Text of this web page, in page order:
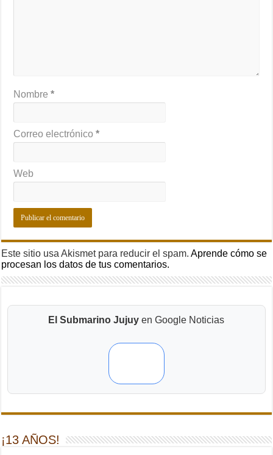
Nombre*
Correo electrónico*
Web
Este sitio usa Akismet para reducir el spam.Aprende cómo se
procesan los datos de tus comentarios.
El Submarino Jujuy en Google Noticias
¡13 AÑOS!